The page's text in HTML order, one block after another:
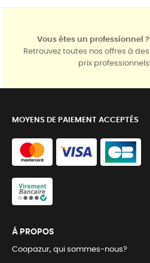
Vous êtes un professionnel ?
Retrouvez toutes nos offres à des
prix professionnels
MOYENS DE PAIEMENT ACCEPTÉS
Á PROPOS
Coopazur, qui sommes-nous?